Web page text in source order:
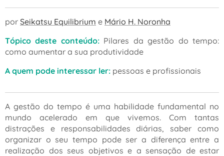
por Seikatsu Equilibrium e Mário H. Noronha
Tópico deste conteúdo:Pilares da gestão do tempo:
como aumentar a sua produtividade
A quem pode interessar ler: pessoas e profissionais
A gestão do tempo é uma habilidade fundamental no
mundo acelerado em que vivemos. Com tantas
distrações e responsabilidades diárias, saber como
organizar o seu tempo pode ser a diferença entre a
realização dos seus objetivos e a sensação de estar